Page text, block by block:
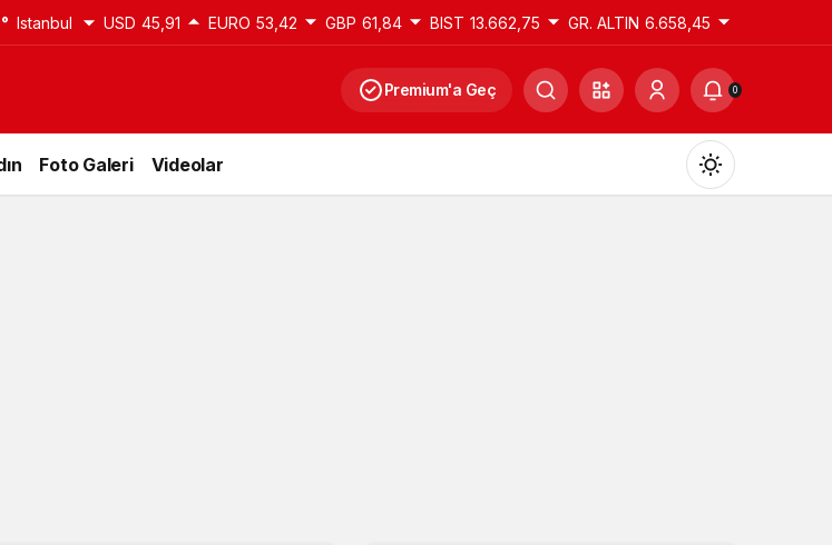
Istanbul USD 45,91 EURO 53,42 GBP 61,84 BIST 13.662,75 GR. ALTIN 6.658,45
Premium'a Geç 0
Foto Galeri Videolar